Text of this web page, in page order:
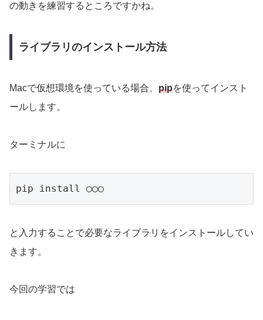
の動きを練習するところですかね。
ライブラリのインストール方法
Macで仮想環境を使っている場合、 pipを使ってインスト
ールします。
ターミナルに
pip install ◯◯◯
と入力することで必要なライブラリをインストールしてい
きます。
今回の学習では